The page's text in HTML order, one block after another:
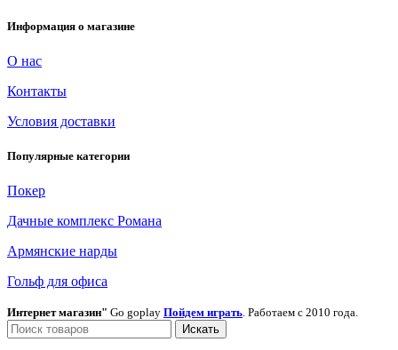
Информация о магазине
О нас
Контакты
Условия доставки
Популярные категории
Покер
Дачные комплекс Романа
Армянские нарды
Гольф для офиса
Интернет магазин" Go goplay Пойдем играть. Работаем с 2010 года.
Искать